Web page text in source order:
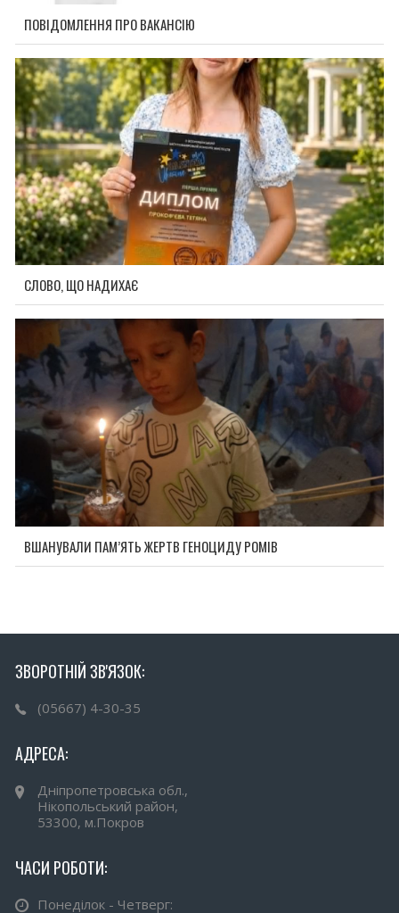
ПОВІДОМЛЕННЯ ПРО ВАКАНСІЮ
СЛОВО, ЩО НАДИХАЄ
ВШАНУВАЛИ ПАМ’ЯТЬ ЖЕРТВ ГЕНОЦИДУ РОМІВ
ЗВОРОТНІЙ ЗВ'ЯЗОК:
(05667) 4-30-35
АДРЕСА:
Дніпропетровська обл.,
Нікопольський район,
53300, м.Покров
ЧАСИ РОБОТИ:
Понеділок - Четверг: